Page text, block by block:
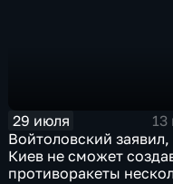
29 июля
Войтоловский заявил,
Киев не сможет
противоракеты